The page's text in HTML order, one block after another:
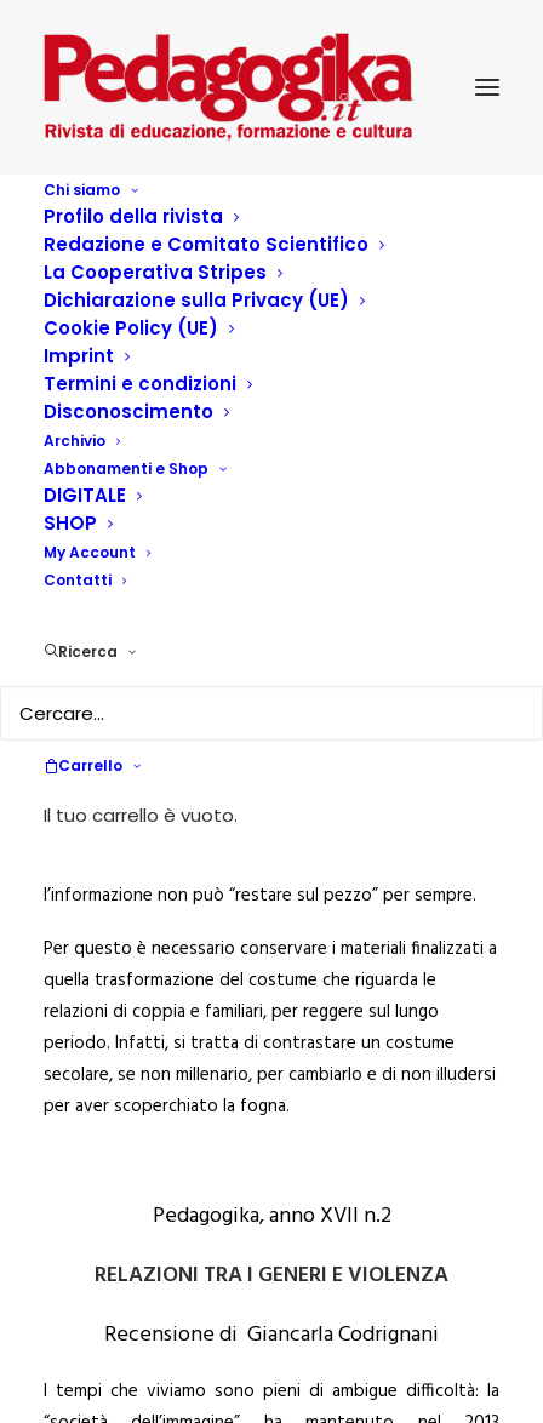
Chi siamo
Profilo della rivista
Redazione e Comitato Scientifico
La Cooperativa Stripes
Dichiarazione sulla Privacy (UE)
Cookie Policy (UE)
Imprint
Termini e condizioni
Disconoscimento
Archivio
Abbonamenti e Shop
DIGITALE
SHOP
My Account
Contatti
Ricerca
Carrello
Il tuo carrello è vuoto.
Relazioni tra i generi e
violenza
13 DICEMBRE 2004
Recensione di Giancarla Codrignani
Recensione –
I tempi che viviamo sono pieni di ambigue difficoltà: la
“società dell’immagine” ha mantenuto nel 2013
l’informazione non può “restare sul pezzo” per sempre.
Per questo è necessario conservare i materiali finalizzati a
quella trasformazione del costume che riguarda le
relazioni di coppia e familiari, per reggere sul lungo
periodo. Infatti, si tratta di contrastare un costume
secolare, se non millenario, per cambiarlo e di non illudersi
per aver scoperchiato la fogna.
Pedagogika, anno XVII n.2
RELAZIONI TRA I GENERI E VIOLENZA
Recensione di Giancarla Codrignani
I tempi che viviamo sono pieni di ambigue difficoltà: la